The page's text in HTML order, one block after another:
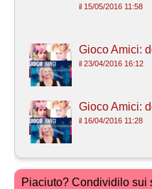
il 15/05/2016 11:58
Gioco Amici:
il 23/04/2016 16:12
Gioco Amici:
il 16/04/2016 11:28
Piaciuto? Condividilo sui